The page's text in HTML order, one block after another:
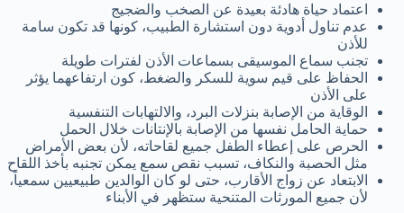
اعتماد حياة هادئة بعيدة عن الصخب والضجيج
عدم تناول أدوية دون استشارة الطبيب، كونها قد تكون سامة
للأذن
تجنب سماع الموسيقى بسماعات الأذن لفترات طويلة
الحفاظ على قيم سوية للسكر والضغط، كون ارتفاعهما يؤثر
على الأذن
الوقاية من الإصابة بنزلات البرد، والالتهابات التنفسية
حماية الحامل نفسها من الإصابة بالإنتانات خلال الحمل
الحرص على إعطاء الطفل جميع لقاحاته، لأن بعض الأمراض
مثل الحصبة والنكاف، تسبب نقص سمع يمكن تجنبه بأخذ اللقاح
الابتعاد عن زواج الأقارب، حتى لو كان الوالدين طبيعيين سمعياً،
لأن جميع المورثات المتنحية ستظهر في الأبناء